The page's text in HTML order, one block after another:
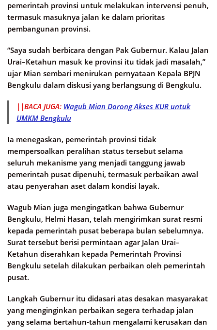
pemerintah provinsi untuk melakukan intervensi penuh,
termasuk masuknya jalan ke dalam prioritas
pembangunan provinsi.
“Saya sudah berbicara dengan Pak Gubernur. Kalau Jalan
Urai–Ketahun masuk ke provinsi itu tidak jadi masalah,”
ujar Mian sembari menirukan pernyataan Kepala BPJN
Bengkulu dalam diskusi yang berlangsung di Bengkulu.
||BACA JUGA: Wagub Mian Dorong Akses KUR untuk
UMKM Bengkulu
Ia menegaskan, pemerintah provinsi tidak
mempersoalkan peralihan status tersebut selama
seluruh mekanisme yang menjadi tanggung jawab
pemerintah pusat dipenuhi, termasuk perbaikan awal
atau penyerahan aset dalam kondisi layak.
Wagub Mian juga mengingatkan bahwa Gubernur
Bengkulu, Helmi Hasan, telah mengirimkan surat resmi
kepada pemerintah pusat beberapa bulan sebelumnya.
Surat tersebut berisi permintaan agar Jalan Urai–
Ketahun diserahkan kepada Pemerintah Provinsi
Bengkulu setelah dilakukan perbaikan oleh pemerintah
pusat.
Langkah Gubernur itu didasari atas desakan masyarakat
yang menginginkan perbaikan segera terhadap jalan
yang selama bertahun-tahun mengalami kerusakan dan